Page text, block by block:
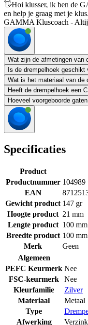
👋Hoi klusser, ik ben de
en help je graag met je klus.
GAMMA Kluscoach -
Wat zijn de afmetingen van
Is de drempelhoek geschikt
Wat is het materiaal van de
Heeft de drempelhoek een
Hoeveel voorgeboorde
Specificaties
Product
Productnummer 104989
EAN
Gewicht product 147 gr
Hoogte product 21 mm
Lengte product 100 mm
Breedte product 100 mm
Merk
Geen
Algemeen
PEFC Keurmerk Nee
FSC-keurmerk
Nee
Kleurfamilie
Zilver
Materiaal
Metaal
Type
Afwerking